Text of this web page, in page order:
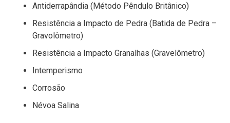
Antiderrapândia (Método Pêndulo Britânico)
Resistência a Impacto de Pedra (Batida de Pedra –
Gravolômetro)
Resistência a Impacto Granalhas (Gravelômetro)
Intemperismo
Corrosão
Névoa Salina